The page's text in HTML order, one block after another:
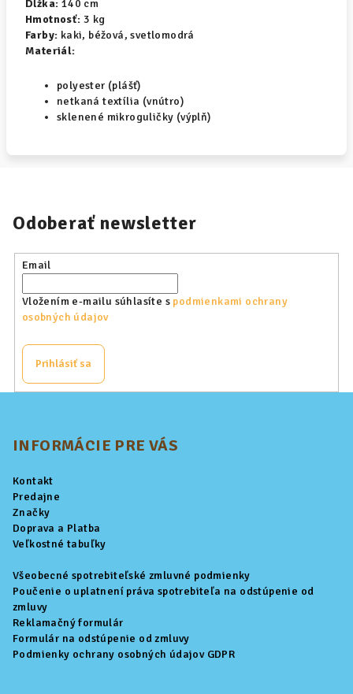
Dĺžka: 140 cm
Hmotnosť: 3 kg
Farby: kaki, béžová, svetlomodrá
Materiál:
polyester (plášť)
netkaná textília (vnútro)
sklenené mikroguličky (výplň)
Odoberať newsletter
Email
Vložením e-mailu súhlasíte s podmienkami ochrany
osobných údajov
Prihlásiť sa
INFORMÁCIE PRE VÁS
Kontakt
Predajne
Značky
Doprava a Platba
Veľkostné tabuľky
Všeobecné spotrebiteľské zmluvné podmienky
Poučenie o uplatnení práva spotrebiteľa na odstúpenie od
zmluvy
Reklamačný formulár
Formulár na odstúpenie od zmluvy
Podmienky ochrany osobných údajov GDPR